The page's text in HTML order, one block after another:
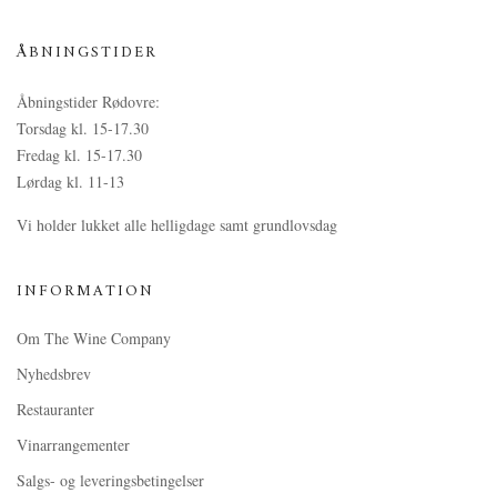
ÅBNINGSTIDER
Åbningstider Rødovre:
Torsdag kl. 15-17.30
Fredag kl. 15-17.30
Lørdag kl. 11-13
Vi holder lukket alle helligdage samt grundlovsdag
INFORMATION
Om The Wine Company
Nyhedsbrev
Restauranter
Vinarrangementer
Salgs- og leveringsbetingelser